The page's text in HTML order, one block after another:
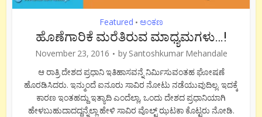
Featured • ಅಂಕಣ
ಹೊಣೆಗಾರಿಕೆ ಮರೆತಿರುವ ಮಾಧ್ಯಮಗಳು…!
November 23, 2016 by Santoshkumar Mehandale
ಆ ರಾತ್ರಿ ದೇಶದ ಪ್ರಧಾನಿ ಇತಿಹಾಸವನ್ನೆ ನಿರ್ಮಿಸುವಂತಹ ಘೋಷಣೆ
ಹೊರಡಿಸಿದರು. ಇನ್ಮುಂದೆ ಐನೂರು ಸಾವಿರ ನೋಟು ನಡೆಯುವುದಿಲ್ಲ. ಇದಕ್ಕೆ
ಕಾರಣ ಇಂತಹದ್ದು ಇತ್ಯಾದಿ ಎಂದೆಲ್ಲಾ, ಒಂದು ದೇಶದ ಪ್ರಧಾನಿಯಾಗಿ
ಹೇಳಬುಹುದಾದದ್ದನ್ನೆಲ್ಲಾ ಹೇಳಿ ಸಾವಿರ ವೊಲ್ಟ್ ಝಟಕಾ ಕೊಟ್ಟರು ನೋಡಿ.